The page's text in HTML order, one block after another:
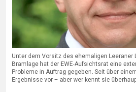
Unter dem Vorsitz des ehemaligen Leeraner
Bramlage hat der EWE-Aufsichtsrat eine
Probleme in Auftrag gegeben. Seit über
Ergebnisse vor – aber wer kennt sie